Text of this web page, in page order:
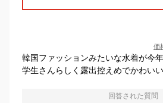
価
韓国ファッションみたいな水着が今
学生さんらしく露出控えめでかわい
回答された質問